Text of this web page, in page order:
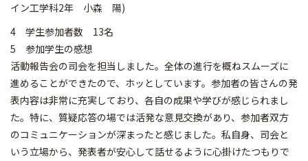
イン工学科2年 小森 陽)
4 学生参加者数 13名
5 参加学生の感想
活動報告会の司会を担当しました。全体の進行を概ねスムーズに
進めることができたので、ホッとしています。参加者の皆さんの発
表内容は非常に充実しており、各自の成果や学びが感じられまし
た。特に、質疑応答の場では活発な意見交換があり、参加者双方
のコミュニケーションが深まったと感じました。私自身、司会と
いう立場から、発表者が安心して話せるように心掛けたつもりで